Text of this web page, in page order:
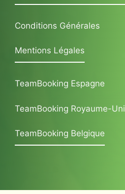
Conditions Générales
Mentions Légales
TeamBooking Espagne
TeamBooking Royaume-Uni
TeamBooking Belgique